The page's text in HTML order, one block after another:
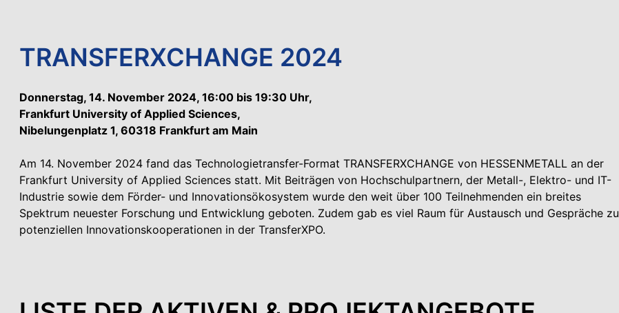
TRANSFERXCHANGE 2024
Donnerstag, 14. November 2024, 16:00 bis 19:30 Uhr,
Frankfurt University of Applied Sciences,
Nibelungenplatz 1, 60318 Frankfurt am Main
Am 14. November 2024 fand das Technologietransfer-Format TRANSFERXCHANGE von HESSENMETALL an der
Frankfurt University of Applied Sciences statt. Mit Beiträgen von Hochschulpartnern, der Metall-, Elektro- und IT-
Industrie sowie dem Förder- und Innovationsökosystem wurde den weit über 100 Teilnehmenden ein breites
Spektrum neuester Forschung und Entwicklung geboten. Zudem gab es viel Raum für Austausch und Gespräche zu
potenziellen Innovationskooperationen in der TransferXPO.